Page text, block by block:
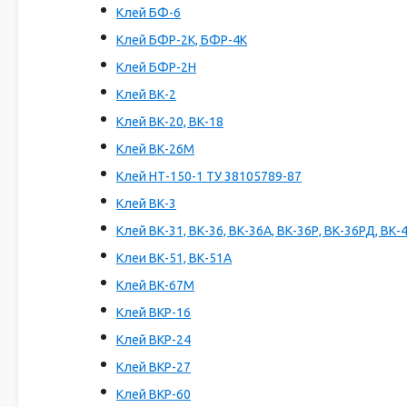
Клей БФ-6
Клей БФР-2К, БФР-4К
Клей БФР-2Н
Клей ВК-2
Клей ВК-20, ВК-18
Клей ВК-26М
Клей НТ-150-1 ТУ 38105789-87
Клей ВК-3
Клей ВК-31, ВК-36, ВК-36А, ВК-36Р, ВК-36РД, ВК-
Клеи ВК-51, ВК-51А
Клей ВК-67М
Клей ВКР-16
Клей ВКР-24
Клей ВКР-27
Клей ВКР-60